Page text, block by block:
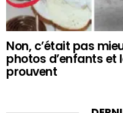
Non, c’était pas
photos d’enfants et
prouvent